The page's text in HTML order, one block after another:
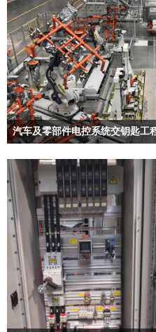
汽车及零部件电控系统交钥匙工